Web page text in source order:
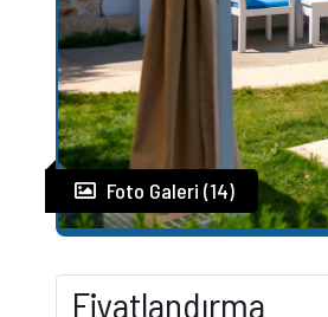
Foto Galeri (14)
Fiyatlandırma